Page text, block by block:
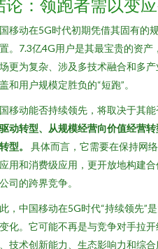
论：领跑者需以变
移动在5G时代初期凭借其固有的
。7.3亿4G用户是其最宝贵的资产
更为复杂、涉及多技术融合和多
和用户规模定胜负的“短跑”。
移动能否持续领先，将取决于其能
动转型、从规模经营向价值经营
型。
具体而言，它需要在保持网
用和消费级应用，更开放地构建
司的跨界竞争。
，中国移动在5G时代“持续领先”
化。它可能不再是与竞争对手拉
技术创新能力、生态影响力和综